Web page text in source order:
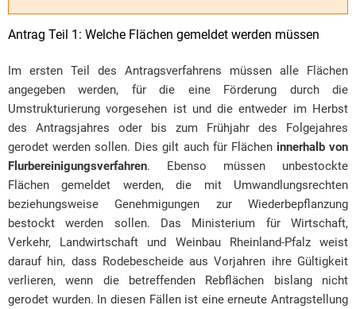
Antrag Teil 1: Welche Flächen gemeldet werden müssen
Im ersten Teil des Antragsverfahrens müssen alle Flächen
angegeben werden, für die eine Förderung durch die
Umstrukturierung vorgesehen ist und die entweder im Herbst
des Antragsjahres oder bis zum Frühjahr des Folgejahres
gerodet werden sollen. Dies gilt auch für Flächeninnerhalb von
Flurbereinigungsverfahren. Ebenso müssen unbestockte
Flächen gemeldet werden, die mit Umwandlungsrechten
beziehungsweise Genehmigungen zur Wiederbepflanzung
bestockt werden sollen. Das Ministerium für Wirtschaft,
Verkehr, Landwirtschaft und Weinbau Rheinland-Pfalz weist
darauf hin, dass Rodebescheide aus Vorjahren ihre Gültigkeit
verlieren, wenn die betreffenden Rebflächen bislang nicht
gerodet wurden. In diesen Fällen ist eine erneute Antragstellung